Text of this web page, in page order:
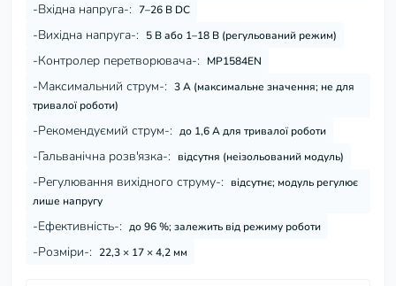
-Вхідна напруга-: 7–26 В DC
-Вихідна напруга-: 5 В або 1–18 В (регульований режим)
-Контролер перетворювача-: MP1584EN
-Максимальний струм-: 3 А (максимальне значення; не для
тривалої роботи)
-Рекомендуємий струм-: до 1,6 А для тривалої роботи
-Гальванічна розв'язка-: відсутня (неізольований модуль)
-Регулювання вихідного струму-:
відсутнє; модуль регулює
лише напругу
-Ефективність-: до 96 %; залежить від режиму роботи
-Розміри-: 22,3 × 17 × 4,2 мм